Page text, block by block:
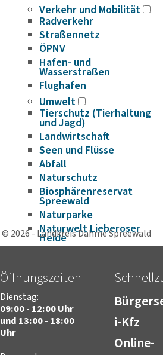
Verkehr und Mobilität
Radverkehr
Straßennetz
ÖPNV
Hafen- und
Wasserstraßen
Flughafen
Umwelt
Tierschutz (Tierhaltung
und Jagd)
Landwirtschaft
Seen und Flüsse
Abfall
Naturschutz
Biosphärenreservat
Spreewald
Naturparke
Naturwelt Lieberoser
Heide
Freizeit
Kultur
Tourismus
Sport
Bevöl­ke­rungs­schutz
© 2026 - Landkreis Dahme Spreewald
Öffnungszeiten
Dienstag:
09:00 - 12:00 Uhr
und 13:00 - 18:00
Uhr
i-Kfz
Online-